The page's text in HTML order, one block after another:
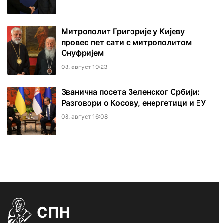
Митрополит Григорије у Кијеву
провео пет сати с митрополитом
Онуфријем
08. август 19:23
Званична посета Зеленског Србији:
Разговори о Косову, енергетици и ЕУ
08. август 16:08
СПН